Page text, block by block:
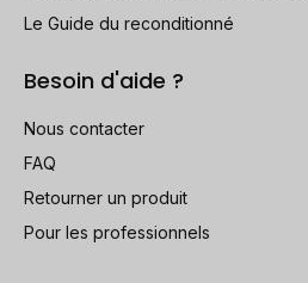
Le Guide du reconditionné
Besoin d'aide ?
Nous contacter
FAQ
Retourner un produit
Pour les professionnels